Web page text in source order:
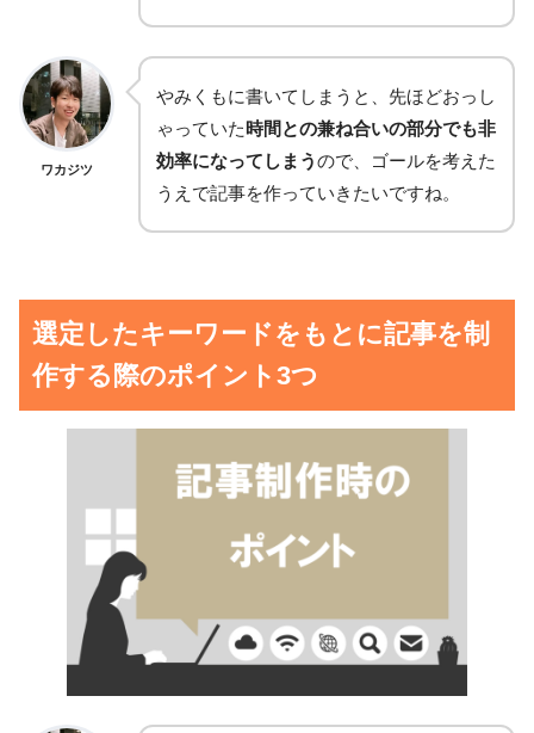
ワカジツ
やみくもに書いてしまうと、先ほどおっし
ゃっていた時間との兼ね合いの部分でも非
効率になってしまうので、ゴールを考えた
うえで記事を作っていきたいですね。
選定したキーワードをもとに記事を制
作する際のポイント3つ